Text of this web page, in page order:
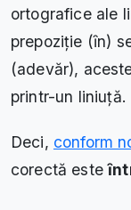
ortografice ale
prepoziție (ȋn)
(adevăr),
printr-un liniuță.
Deci, conform
corectă este